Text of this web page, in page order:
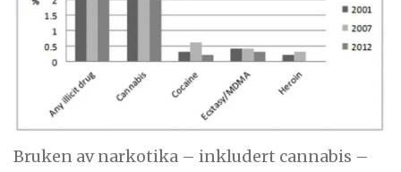
Bruken av narkotika – inkludert cannabis –